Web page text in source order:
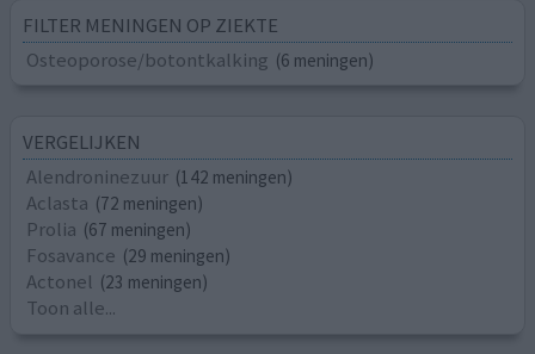
FILTER MENINGEN OP ZIEKTE
Osteoporose/botontkalking (6 meningen)
VERGELIJKEN
Alendroninezuur (142 meningen)
Aclasta (72 meningen)
Prolia (67 meningen)
Fosavance (29 meningen)
Actonel (23 meningen)
Toon alle...